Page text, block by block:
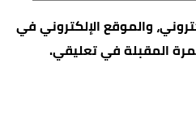
والموقع الإلكتروني في
المقبلة في تعليقي.